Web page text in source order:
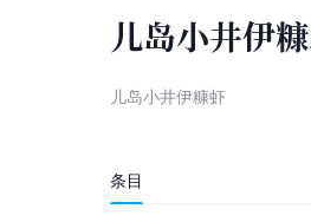
儿岛小井伊
儿岛小井伊糠虾
条目